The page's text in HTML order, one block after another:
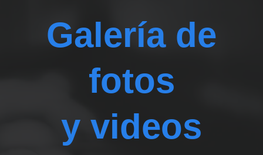
Galería de
fotos
y videos